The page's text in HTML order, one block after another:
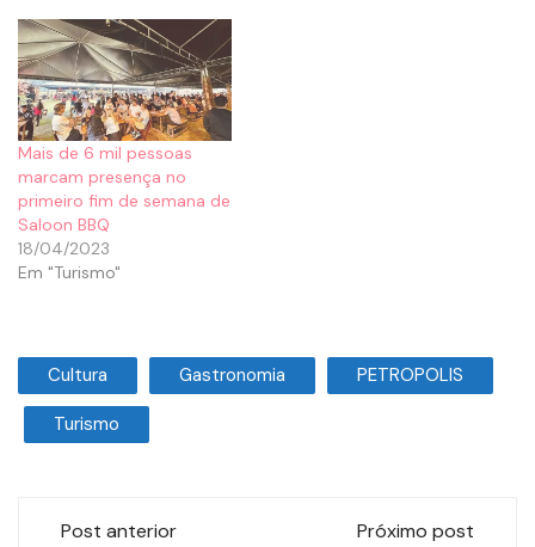
Mais de 6 mil pessoas
marcam presença no
primeiro fim de semana de
Saloon BBQ
18/04/2023
Em "Turismo"
Cultura Gastronomia PETROPOLIS
Turismo
Post anterior
Próximo post